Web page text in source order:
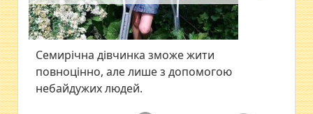
Семирічна дівчинка зможе жити
повноцінно, але лише з допомогою
небайдужих людей.